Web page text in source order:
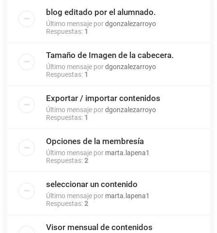
blog editado por el alumnado.
Último mensaje pordgonzalezarroyo
Respuestas: 1
Tamaño de Imagen de la cabecera.
Último mensaje pordgonzalezarroyo
Respuestas: 1
Exportar / importar contenidos
Último mensaje pordgonzalezarroyo
Respuestas: 1
Opciones de la membresía
Último mensaje por marta.lapena1
Respuestas:2
seleccionar un contenido
Último mensaje por marta.lapena1
Respuestas:2
Visor mensual de contenidos